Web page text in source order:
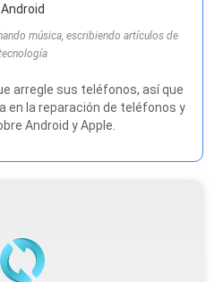
Android
música, escribiendo artículos de
arregle sus teléfonos, así que
en la reparación de teléfonos y
Android y Apple.